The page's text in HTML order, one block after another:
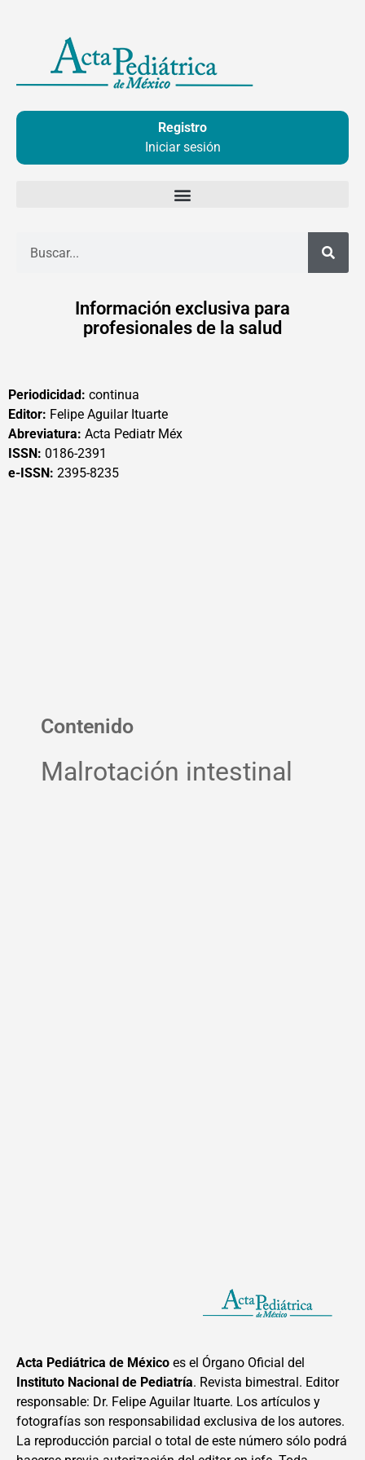
contenido
Registro
Iniciar sesión
Información exclusiva para
profesionales de la salud
Periodicidad: continua
Editor: Felipe Aguilar Ituarte
Abreviatura: Acta Pediatr Méx
ISSN: 0186-2391
e-ISSN: 2395-8235
Contenido
Malrotación intestinal
Acta Pediátrica de México es el Órgano Oficial del
Instituto Nacional de Pediatría. Revista bimestral. Editor
responsable: Dr. Felipe Aguilar Ituarte. Los artículos y
fotografías son responsabilidad exclusiva de los autores.
La reproducción parcial o total de este número sólo podrá